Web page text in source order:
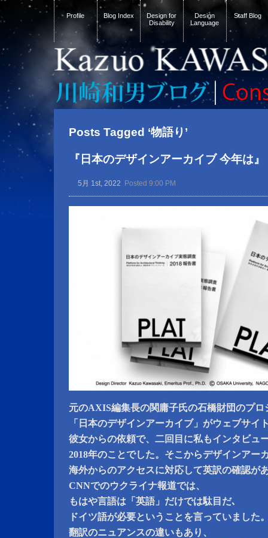
Profile Blog Index
Design for
Disability
Design
Language
Staff Blog
Posts Tagged ‘物語り’
『日本のデザインアーカイブ 今年は』
5月 1st, 2022 Posted 9:00 PM
元のAXIS編集長の関庸子氏の石橋財団のプロ
「日本のデザインアーカイブ」がウェブサイ
彼女からの依頼で、二回目に私もインタビュ
2018年のことでした。そこからデザインアー
海外からのアクセスに対応して英訳の確認が
CNNでのウクライナ報道では、
もはや言語は「英語」だけでは駄目だ､
ドイツ語が必要ということを言っていました
翻訳のニュアンスの違いもあり、